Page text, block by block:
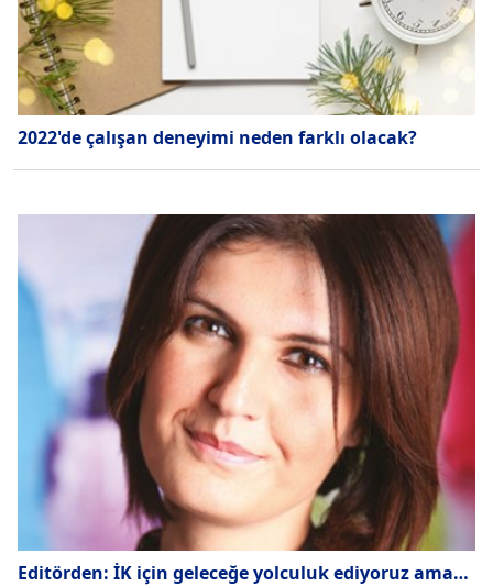
2022'de çalışan deneyimi neden farklı olacak?
Editörden: İK için geleceğe yolculuk ediyoruz ama…